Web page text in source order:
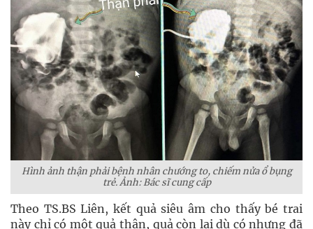
Hình ảnh thận phải bệnh nhân chướng to, chiếm nửa ổ bụng
trẻ. Ảnh: Bác sĩ cung cấp
Theo TS.BS Liên, kết quả siêu âm cho thấy bé trai
này chỉ có một quả thận, quả còn lại dù có nhưng đã